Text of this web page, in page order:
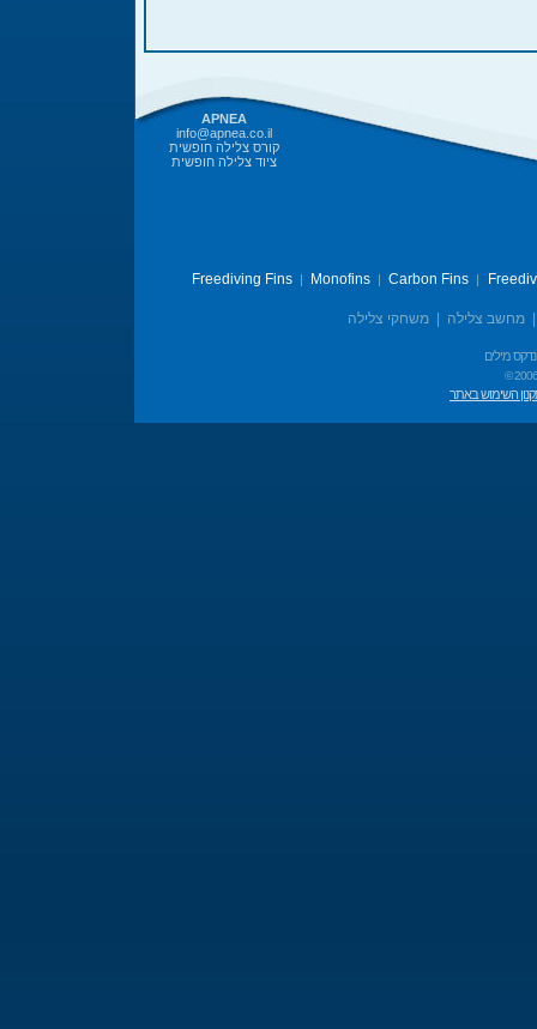
APNEA
info@apnea.co.il
קורס צלילה חופשית
ציוד צלילה חופשית
Freediving Fins| Monofins| Carbon Fins|
מחשב צלילה משחקי צלילה
מילים
©
השימוש באתר